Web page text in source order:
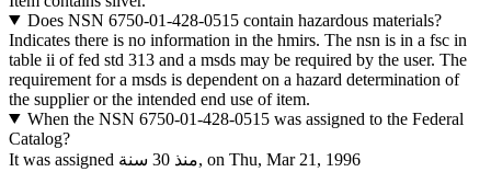
Does NSN 6750-01-428-0515 contain hazardous materials?
Indicates there is no information in the hmirs. The nsn is in a fsc in
table ii of fed std 313 and a msds may be required by the user. The
requirement for a msds is dependent on a hazard determination of
the supplier or the intended end use of item.
When the NSN 6750-01-428-0515 was assigned to the Federal
Catalog?
It was assigned منذ 30 سنة, on Thu, Mar 21, 1996